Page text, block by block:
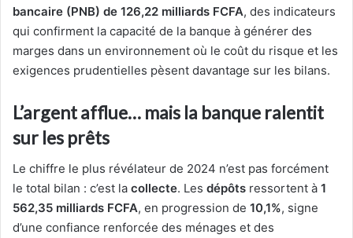
bancaire (PNB) de 126,22 milliards FCFA, des indicateurs
qui confirment la capacité de la banque à générer des
marges dans un environnement où le coût du risque et les
exigences prudentielles pèsent davantage sur les bilans.
L’argent afflue… mais la banque ralentit
sur les prêts
Le chiffre le plus révélateur de 2024 n’est pas forcément
le total bilan : c’est la collecte. Les dépôts ressortent à 1
562,35 milliards FCFA, en progression de 10,1%, signe
d’une confiance renforcée des ménages et des